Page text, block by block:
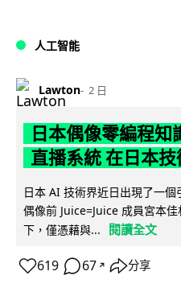
人工智能
Lawton 2 日
日本偶像零編程知
直播系統 在日本
日本 AI 技術界近日出現了一
偶像前 Juice=Juice 成員宮本
下，僅憑藉與...
閱讀全文
619 67 ↗ 分享